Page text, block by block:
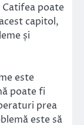
poate
capitol,
și
este
poate fi
prea
este să